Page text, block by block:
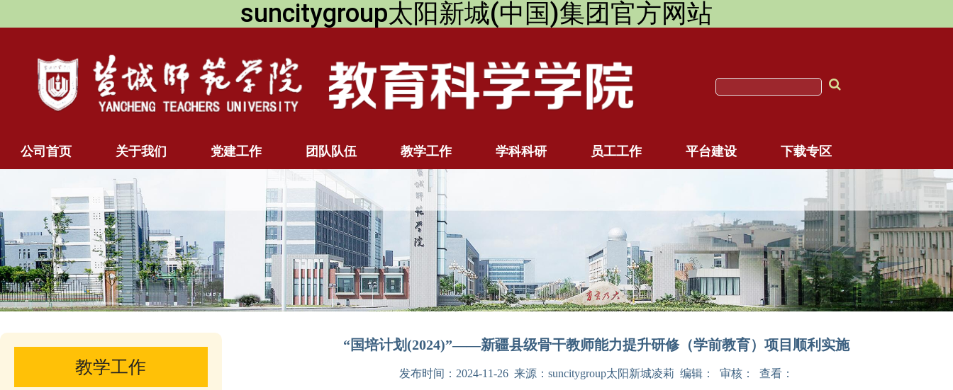
suncitygroup太阳新城(中国)集团官方网站
公司首页 关于我们 党建工作 团队队伍 教学工作 学科科研 员工工作 平台建设 下载专区
教学工作
“国培计划(2024)”——新疆县级骨干教师能力提升研修（学前教育）项目顺利实施
发布时间：2024-11-26 来源：suncitygroup太阳新城凌莉 编辑： 审核： 查看：